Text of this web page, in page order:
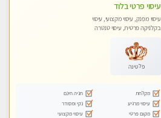
עיסוי פרטי בלוד
עיסוי מפנק, עיסוי מקצועי, עיסוי
בקלניקה פרטית, עיסוי טנטרה
פלטינה
מקלחת
חניה חינם
עיסוי מרגיע
נקי ומסודר
מקום פרטי
עיסוי מקצועי